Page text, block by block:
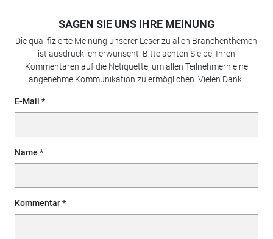
SAGEN SIE UNS IHRE MEINUNG
Die qualifizierte Meinung unserer Leser zu allen Branchenthemen
ist ausdrücklich erwünscht. Bitte achten Sie bei Ihren
Kommentaren auf die Netiquette, um allen Teilnehmern eine
angenehme Kommunikation zu ermöglichen. Vielen Dank!
E-Mail
Name
Kommentar